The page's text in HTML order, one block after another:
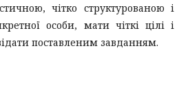
чітко структурованою і
особи, мати чіткі цілі і
поставленим завданням.